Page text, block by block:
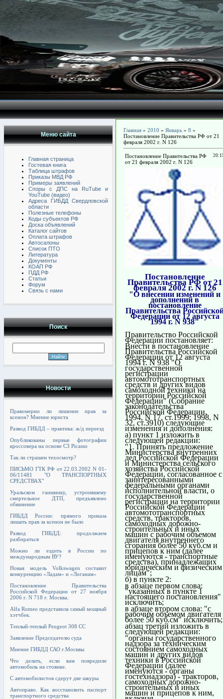
Меню сайта
Главная страница
Гостевая книга
Таблица штрафов
Приказы МВД РФ
Примеры заявлений
Споры с ДПС на RuTube и
YouTube (видео)
Адреса ГИБДД Свердловской
области
Полезные телефоны
Коды субъектов РФ
Доска объявлений
Каталог сайтов
Оплата штрафов
Автосалоны
Список ПТО
Литература
Документы
КОАП РФ
ПДД РФ
Статьи
Форум
Связь с нами
Поиск
Новости
Правомерно ли лишение прав за
ксенон? Мнение юриста
Развод ГИБДД – практика: ж/д переезд
Опубликованы первые фотографии
кроссовера на основе C3 Picasso
Так ли страшен техосмотр?
ПИСЬМО ГТК РФ от 22.03.2002 N 01-
06/11481 "О ТРАНСПОРТНЫХ
СРЕДСТВАХ"
Уральском гаишнику, устроившему
смертельное ДТП, предъявлено
обвинение
ГИБДД России: прямого приказа
лишать прав за ксенон не было
Развод ГИБДД: продолжаем
разбираться
Можно ли ездить в России по
международным ВУ?
Новая модель Volkswagen составит
конкуренцию «Ладам» и «Логанам»
Постановление Правительства
Российской Федерации от 27 ноября
2006 г. N 718 г. Москва.
Alfa Romeo представила самый мощный
хэтчбек.
Теплый-теплый Peugeot 308 CC
Заявление Председателю суда
Мнение ГИБДД САО г.Москвы
Что делать, если вам повредили
автомобиль на стоянке.
С автомобилистов сдерут две шкуры
Автоправо. Как восстановить паспорт
транспортного средства
Главная » 2010 » Январь » 8 »
Постановление Правительства РФ от 21
февраля 2002 г. N 126
Постановление Правительства РФ
от 21 февраля 2002 г. N 126
Постановление
Правительства РФ от 21
февраля 2002 г. N 126
"О внесении изменений и
дополнений в
постановление
Правительства
Федерации от 12 августа
1994 г. N 938"
Правительство Российской
Федерации постановляет:
Внести в постановление
Правительства Российской
Федерации от 12 августа
1994 г. N 938 "О
государственной
регистрации
автомототранспортных
средств и других видов
самоходной техники на
территории Российской
Федерации" (Собрание
законодательства
Российской Федерации,
1994, N 17, ст.1999; 1998, N
32, ст.3910) следующие
изменения и дополнения:
а) пункт 1 изложить в
следующей редакции:
"1. Принять предложение
Министерства внутренних
дел Российской Федерации
и Министерства сельского
хозяйства Российской
Федерации, согласованное с
заинтересованными
федеральными органами
исполнительной власти, о
государственной
регистрации на территории
Российской Федерации
автомототранспортных
средств, тракторов,
самоходных дорожно-
строительных и иных
машин с рабочим объемом
двигателя внутреннего
сгорания более 50 куб.см и
прицепов к ним (далее
именуются - транспортные
средства), принадлежащих
юридическим и физическим
лицам";
б) в пункте 2:
в абзаце первом слова:
"указанных в пункте 1
настоящего постановления"
исключить;
в абзаце втором слова: "с
рабочим объемом двигателя
более 50 куб.см" исключить;
абзац третий изложить в
следующей редакции:
"органы государственного
надзора за техническим
состоянием самоходных
машин и других видов
техники в Российской
Федерации (далее
именуются - органы
гостехнадзора) - тракторов,
самоходных дорожно-
строительных и иных
машин и прицепов к ним,